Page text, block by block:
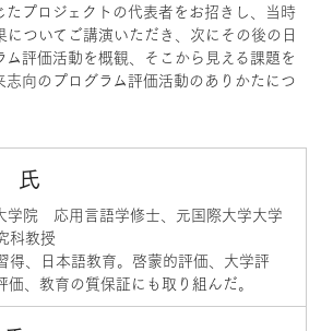
たプロジェクトの代表者をお招きし、当時
ついてご講演いただき、次にその後の日
評価活動を概観、そこから見える課題を
向のプログラム評価活動のありかたにつ
氏
学院 応用言語学修士、元国際大学大学
科教授
得、日本語教育。啓蒙的評価、大学評
、教育の質保証にも取り組んだ。